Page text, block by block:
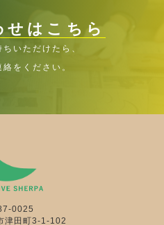
せはこちら
いただけたら、
をください。
0025
津田町3-1-102